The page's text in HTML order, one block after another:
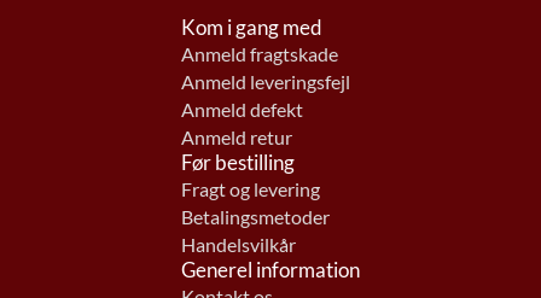
Kom i gang med
Anmeld fragtskade
Anmeld leveringsfejl
Anmeld defekt
Anmeld retur
Før bestilling
Fragt og levering
Betalingsmetoder
Handelsvilkår
Generel information